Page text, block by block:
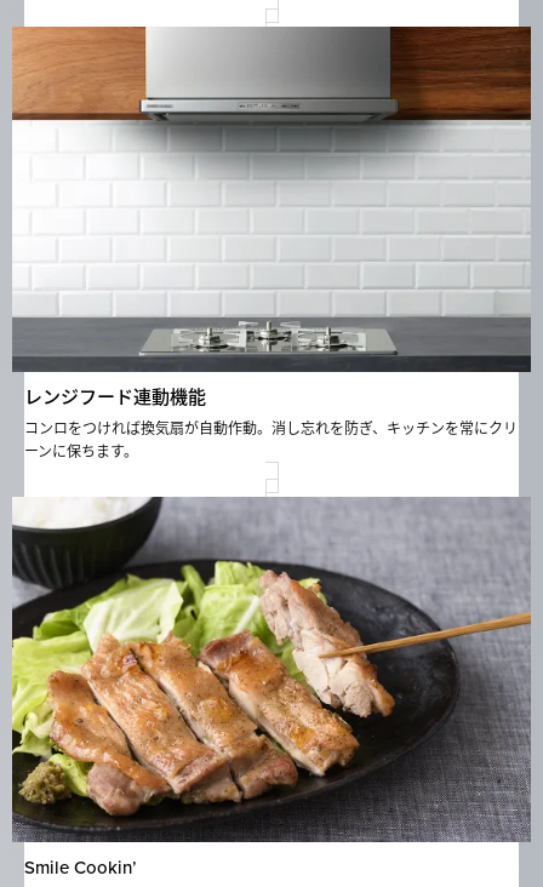
レンジフード連動機能
コンロをつければ換気扇が自動作動。消し忘れを防ぎ、キッチンを常にクリ
ーンに保ちます。
Smile Cookin’